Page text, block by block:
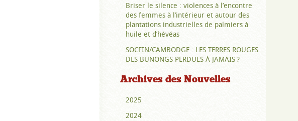
Briser le silence : violences à l’encontre
des femmes à l’intérieur et autour des
plantations industrielles de palmiers à
huile et d’hévéas
SOCFIN/CAMBODGE : LES TERRES ROUGES
DES BUNONGS PERDUES À JAMAIS ?
Archives des Nouvelles
2025
2024